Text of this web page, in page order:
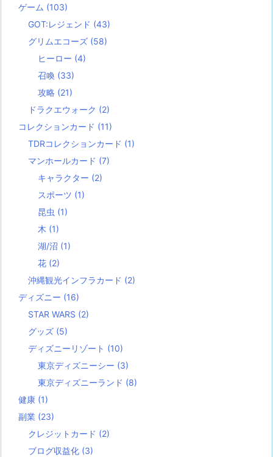
ゲーム (103)
GOT:レジェンド (43)
グリムエコーズ (58)
ヒーロー (4)
召喚 (33)
攻略 (21)
ドラクエウォーク (2)
コレクションカード (11)
TDRコレクションカード (1)
マンホールカード (7)
キャラクター (2)
スポーツ (1)
昆虫 (1)
木 (1)
湖/沼 (1)
花 (2)
沖縄観光インフラカード (2)
ディズニー (16)
STAR WARS (2)
グッズ (5)
ディズニーリゾート (10)
東京ディズニーシー (3)
東京ディズニーランド (8)
健康 (1)
副業 (23)
クレジットカード (2)
ブログ収益化 (3)